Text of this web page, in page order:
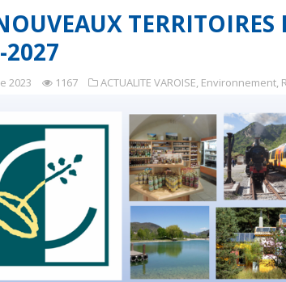
2027
2023 1167 ACTUALITE VAROISE, Environnement,